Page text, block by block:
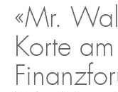
«Mr.
Korte